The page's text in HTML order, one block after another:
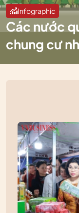
Infographic
Các nước
chung cư